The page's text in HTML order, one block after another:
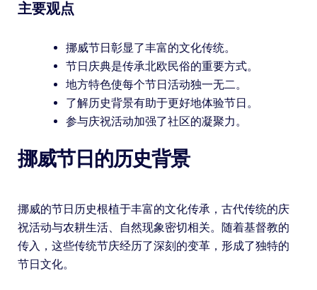
主要观点
挪威节日彰显了丰富的文化传统。
节日庆典是传承北欧民俗的重要方式。
地方特色使每个节日活动独一无二。
了解历史背景有助于更好地体验节日。
参与庆祝活动加强了社区的凝聚力。
挪威节日的历史背景
挪威的节日历史根植于丰富的文化传承，古代传统的庆
祝活动与农耕生活、自然现象密切相关。随着基督教的
传入，这些传统节庆经历了深刻的变革，形成了独特的
节日文化。